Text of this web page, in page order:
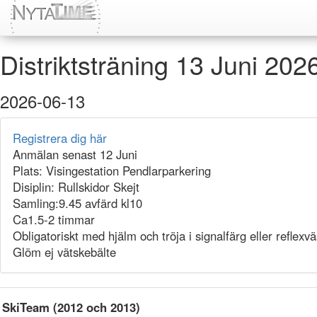
Distriktsträning 13 Juni
2026-06-13
Registrera dig här
Anmälan senast 12 Juni
Plats: Visingestation Pendlarparkering
Disiplin: Rullskidor Skejt
Samling:9.45 avfärd kl10
Ca1.5-2 timmar
Obligatoriskt med hjälm och tröja i signalfärg eller
Glöm ej vätskebälte
SkiTeam (2012 och 2013)